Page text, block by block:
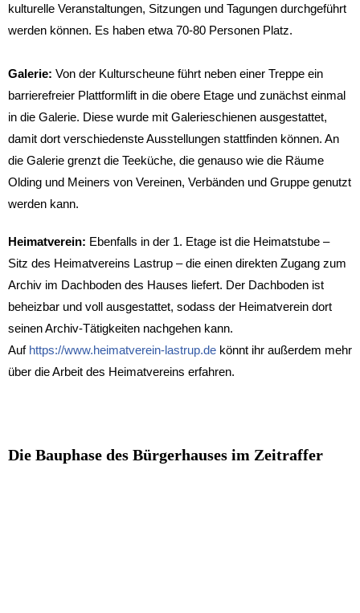
kulturelle Veranstaltungen, Sitzungen und Tagungen durchgeführt
werden können. Es haben etwa 70-80 Personen Platz.
Galerie: Von der Kulturscheune führt neben einer Treppe ein
barrierefreier Plattformlift in die obere Etage und zunächst einmal
in die Galerie. Diese wurde mit Galerieschienen ausgestattet,
damit dort verschiedenste Ausstellungen stattfinden können. An
die Galerie grenzt die Teeküche, die genauso wie die Räume
Olding und Meiners von Vereinen, Verbänden und Gruppe genutzt
werden kann.
Heimatverein: Ebenfalls in der 1. Etage ist die Heimatstube –
Sitz des Heimatvereins Lastrup – die einen direkten Zugang zum
Archiv im Dachboden des Hauses liefert. Der Dachboden ist
beheizbar und voll ausgestattet, sodass der Heimatverein dort
seinen Archiv-Tätigkeiten nachgehen kann.
Auf https://www.heimatverein-lastrup.de könnt ihr außerdem mehr
über die Arbeit des Heimatvereins erfahren.
Die Bauphase des Bürgerhauses im Zeitraffer